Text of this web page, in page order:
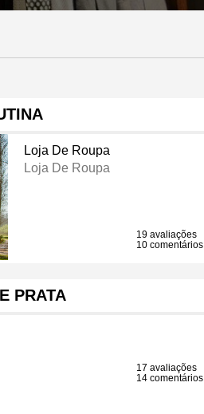
Loja De Roupa
Loja De Roupa
19 avaliações
10 comentários
PRATA
17 avaliações
14 comentários